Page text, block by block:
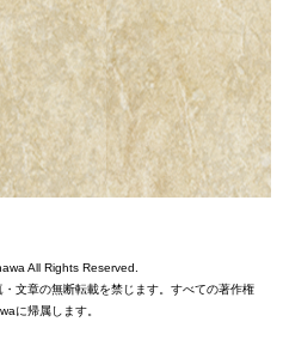
All Rights Reserved.
文章の無断転載を禁じます。すべての著作権
に帰属します。